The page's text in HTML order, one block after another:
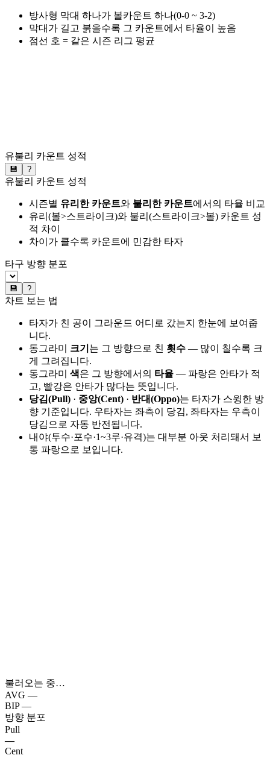
방사형 막대 하나가 볼카운트 하나(0-0 ~ 3-2)
막대가 길고 붉을수록 그 카운트에서 타율이 높음
점선 호 = 같은 시즌 리그 평균
유불리 카운트 성적
💾 ?
유불리 카운트 성적
시즌별 유리한 카운트와 불리한 카운트에서의 타율 비교
유리(볼>스트라이크)와 불리(스트라이크>볼) 카운트 성
적 차이
차이가 클수록 카운트에 민감한 타자
타구 방향 분포
💾 ?
차트 보는 법
타자가 친 공이 그라운드 어디로 갔는지 한눈에 보여줍
니다.
동그라미 크기 는 그 방향으로 친 횟수 — 많이 칠수록 크
게 그려집니다.
동그라미 색은 그 방향에서의 타율 — 파랑은 안타가 적
고, 빨강은 안타가 많다는 뜻입니다.
당김(Pull) · 중앙(Cent) · 반대(Oppo)는 타자가 스윙한 방
향 기준입니다. 우타자는 좌측이 당김, 좌타자는 우측이
당김으로 자동 반전됩니다.
내야(투수·포수·1~3루·유격)는 대부분 아웃 처리돼서 보
통 파랑으로 보입니다.
불러오는 중…
AVG —
BIP —
방향 분포
Pull
—
Cent